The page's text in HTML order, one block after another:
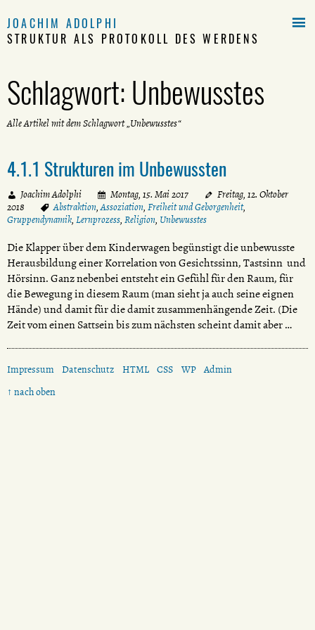
JOACHIM ADOLPHI
STRUKTUR ALS PROTOKOLL DES WERDENS
Schlagwort:Unbewusstes
Alle Artikel mit dem Schlagwort „Unbewusstes“
4.1.1 Strukturen im Unbewussten
Joachim Adolphi Montag, 15. Mai 2017
Freitag, 12. Oktober
2018
Abstraktion,Assoziation, Freiheit und Geborgenheit,
Gruppendynamik, Lernprozess, Religion, Unbewusstes
Die Klapper über dem Kinderwagen begünstigt die unbewusste
Herausbildung einer Korrelation von Gesichtssinn, Tastsinn und
Hörsinn. Ganz nebenbei entsteht ein Gefühl für den Raum, für
die Bewegung in diesem Raum (man sieht ja auch seine eignen
Hände) und damit für die damit zusammenhängende Zeit. (Die
Zeit vom einen Sattsein bis zum nächsten scheint damit aber …

Impressum Datenschutz HTML CSS WP Admin
↑ nach oben